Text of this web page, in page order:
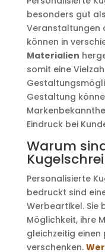
besonders gut
Veranstaltungen
können in
Materialien
somit eine
Gestaltung
Eindruck bei
Warum
Personalisierte
bedruckt sind
Werbeartikel. Sie
Möglichkeit, ihre
gleichzeitig
verschenken.